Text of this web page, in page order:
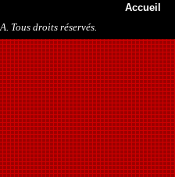
Accueil
Tous droits réservés.